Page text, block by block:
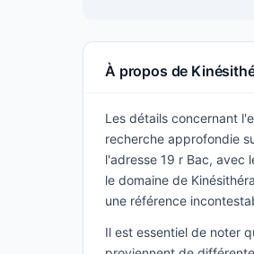
À propos de
Les détails concernant
recherche approfondie
l'adresse 19 r Bac, avec
le domaine de
une référence
Il est essentiel de noter